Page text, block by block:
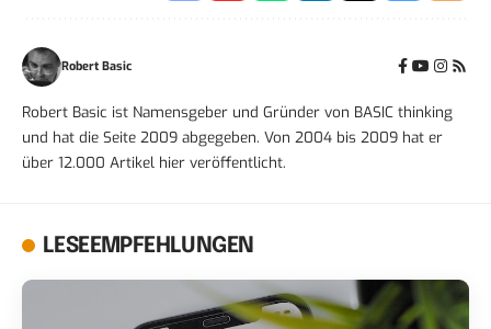
Robert Basic
Robert Basic ist Namensgeber und Gründer von BASIC thinking
und hat die Seite 2009 abgegeben. Von 2004 bis 2009 hat er
über 12.000 Artikel hier veröffentlicht.
LESEEMPFEHLUNGEN